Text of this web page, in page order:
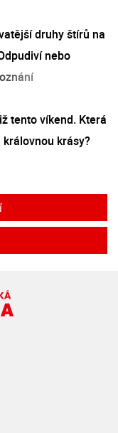
druhy štírů na
nebo
tento víkend. Která
krásy?